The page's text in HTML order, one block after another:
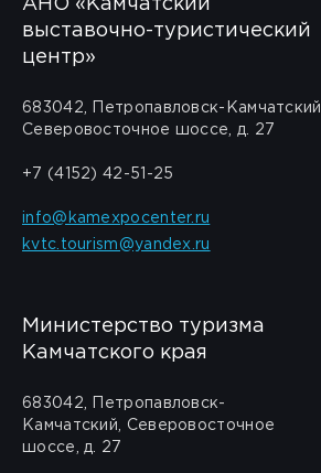
АНО «Камчатский
выставочно-туристический
центр»
683042, Петропавловск-Камчатский,
Северовосточное шоссе, д. 27
+7 (4152) 42-51-25
info@kamexpocenter.ru
kvtc.tourism@yandex.ru
Министерство туризма
Камчатского края
683042, Петропавловск-
Камчатский, Северовосточное
шоссе, д. 27